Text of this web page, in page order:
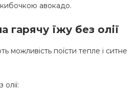
авокадо.
гарячу їжу без олії
можливість поїсти тепле і ситне
олії: